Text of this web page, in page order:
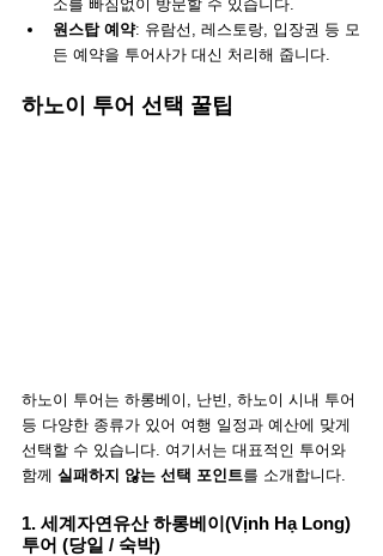
소를 빠짐없이 방문할 수 있습니다.
원스탑 예약: 유람선, 레스토랑, 입장권 등 모
든 예약을 투어사가 대신 처리해 줍니다.
하노이 투어 선택 꿀팁
하노이 투어는 하롱베이, 난빈, 하노이 시내 투어
등 다양한 종류가 있어 여행 일정과 예산에 맞게
선택할 수 있습니다. 여기서는 대표적인 투어와
함께 실패하지 않는 선택 포인트를 소개합니다.
1. 세계자연유산 하롱베이(Vịnh Hạ Long)
투어 (당일 / 숙박)